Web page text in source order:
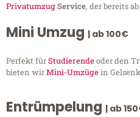
PrivatumzugService, der bereits
Mini Umzug | ab 100€
Perfekt fürStudierendeoder den
bieten wirMini-Umzügein
Entrümpelung | ab